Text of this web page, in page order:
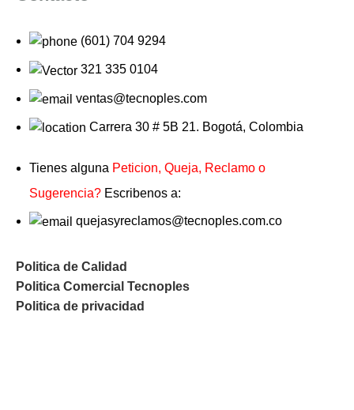
(601) 704 9294
321 335 0104
ventas@tecnoples.com
Carrera 30 # 5B 21. Bogotá, Colombia
Tienes alguna Peticion, Queja, Reclamo o
Sugerencia? Escribenos a:
quejasyreclamos@tecnoples.com.co
Politica de Calidad
Politica Comercial Tecnoples
Politica de privacidad